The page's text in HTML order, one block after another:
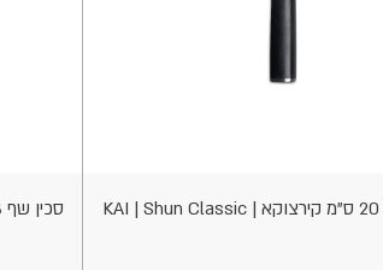
סכין שף 18 ס"מ DICK | Superior